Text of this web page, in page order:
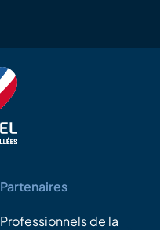
Partenaires
Professionnels de la